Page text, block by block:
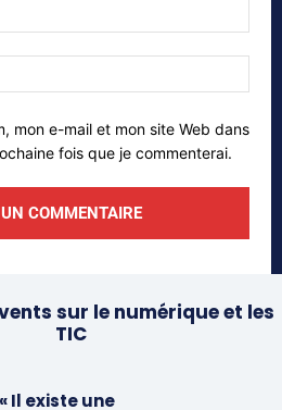
:*
web:
mon e-mail et mon site Web dans
fois que je commenterai.
sur le numérique et les
TIC
« Il existe une